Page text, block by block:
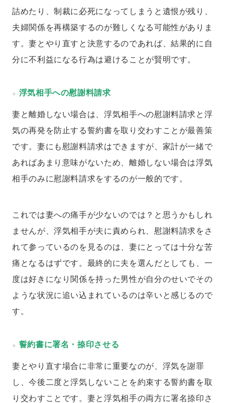
詰めたり、制裁に必死になってしまうと遺恨が残り、
夫婦関係を再構築するのが難しくなる可能性がありま
す。妻とやり直すと決意するのであれば、結果的に自
分に不利益になる行為は避けることが賢明です。
浮気相手への慰謝料請求
妻と離婚しない場合は、浮気相手への慰謝料請求と浮
気の再発を防止する誓約書を取り交わすことが最善策
です。妻にも慰謝料請求はできますが、家計が一緒で
あればあまり意味がないため、離婚しない場合は浮気
相手のみに慰謝料請求をするのが一般的です。
これでは妻への痛手が少ないのでは？と思うかもしれ
ませんが、浮気相手が夫に責められ、慰謝料請求をさ
れて参っているのを見るのは、妻にとっては十分な苦
痛となるはずです。最終的に夫を選んだとしても、一
度は好きになり関係を持った男性が自分のせいでその
ような状況に追い込まれているのは辛いと感じるので
す。
誓約書に署名・捺印させる
妻とやり直す場合に非常に重要なのが、浮気を謝罪
し、今後二度と浮気しないことを約束する誓約書を取
り交わすことです。妻と浮気相手の両方に署名捺印さ